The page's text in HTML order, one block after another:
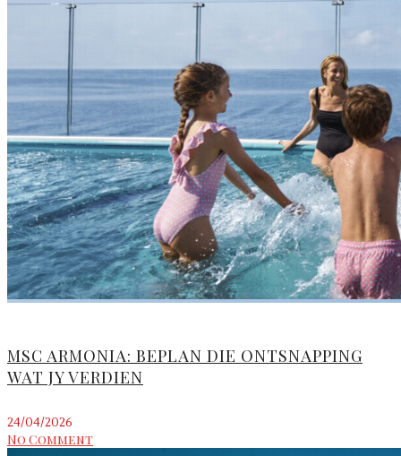
MSC ARMONIA: BEPLAN DIE ONTSNAPPING
WAT JY VERDIEN
24/04/2026
No Comment